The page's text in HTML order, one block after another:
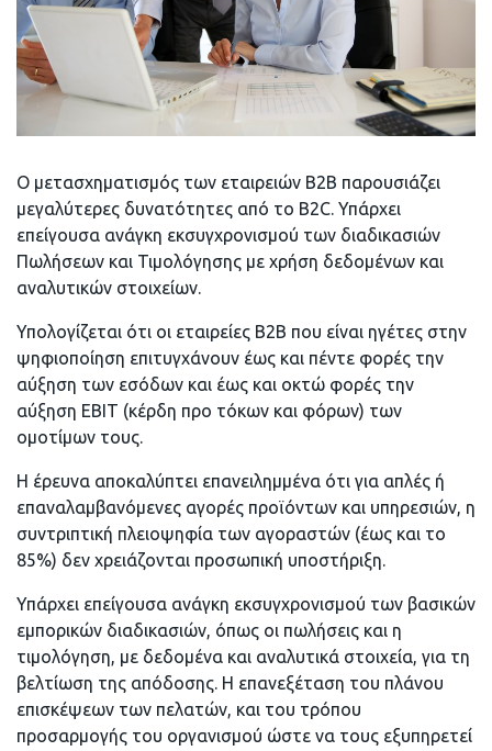
Ο μετασχηματισμός των εταιρειών B2B παρουσιάζει
μεγαλύτερες δυνατότητες από το B2C. Υπάρχει
επείγουσα ανάγκη εκσυγχρονισμού των διαδικασιών
Πωλήσεων και Τιμολόγησης με χρήση δεδομένων και
αναλυτικών στοιχείων.
Υπολογίζεται ότι οι εταιρείες Β2Β που είναι ηγέτες στην
ψηφιοποίηση επιτυγχάνουν έως και πέντε φορές την
αύξηση των εσόδων και έως και οκτώ φορές την
αύξηση EBIT (κέρδη προ τόκων και φόρων) των
ομοτίμων τους.
Η έρευνα αποκαλύπτει επανειλημμένα ότι για απλές ή
επαναλαμβανόμενες αγορές προϊόντων και υπηρεσιών, η
συντριπτική πλειοψηφία των αγοραστών (έως και το
85%) δεν χρειάζονται προσωπική υποστήριξη.
Υπάρχει επείγουσα ανάγκη εκσυγχρονισμού των βασικών
εμπορικών διαδικασιών, όπως οι πωλήσεις και η
τιμολόγηση, με δεδομένα και αναλυτικά στοιχεία, για τη
βελτίωση της απόδοσης. Η επανεξέταση του πλάνου
επισκέψεων των πελατών, και του τρόπου
προσαρμογής του οργανισμού ώστε να τους εξυπηρετεί